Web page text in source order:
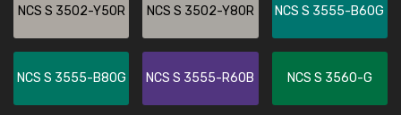
NCS S 3502-Y50R NCS S 3502-Y80R NCS S 3555-B60G
NCS S 3555-B80G NCS S 3555-R60B NCS S 3560-G